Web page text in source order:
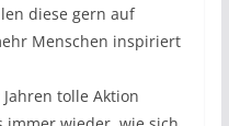
diese gern auf
Menschen inspiriert
tolle Aktion